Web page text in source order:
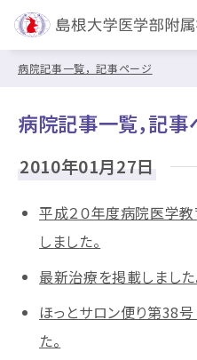
病院記事一覧，記事ページ
病院記事一覧，記事
2010年01月27日
平成２０年度病院医学
しました。
最新治療を掲載しました
ほっとサロン便り第38
た。